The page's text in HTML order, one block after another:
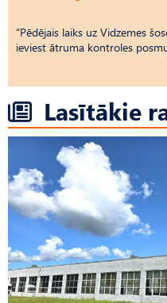
“Pēdējais laiks uz Vid­ze­mes
ieviest ātruma kontroles
Lasītākie